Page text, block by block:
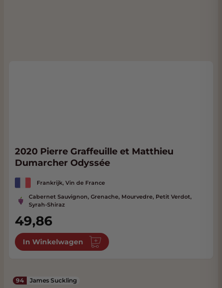
2020 Pierre Graffeuille et Matthieu
Dumarcher Odyssée
Frankrijk, Vin de France
Cabernet Sauvignon, Grenache, Mourvedre, Petit Verdot,
Syrah-Shiraz
49,86
In Winkelwagen
94 James Suckling